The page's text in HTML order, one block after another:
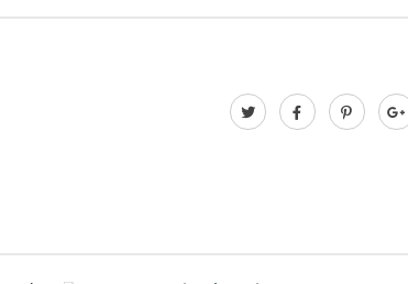
dowiązanie symboliczne create-project